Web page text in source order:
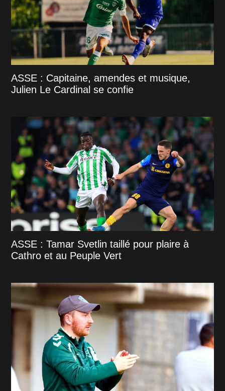
ASSE : Capitaine, amendes et musique,
Julien Le Cardinal se confie
ASSE : Tamar Svetlin taillé pour plaire à
Cathro et au Peuple Vert